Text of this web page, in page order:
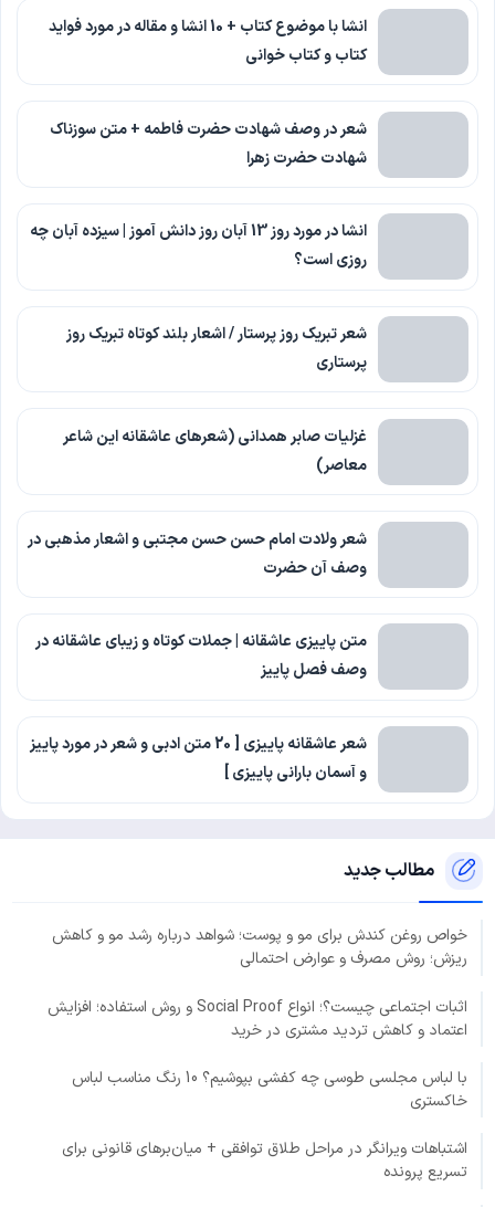
انشا با موضوع کتاب + 10 انشا و مقاله در مورد فواید
کتاب و کتاب خوانی
شعر در وصف شهادت حضرت فاطمه + متن سوزناک
شهادت حضرت زهرا
انشا در مورد روز 13 آبان روز دانش آموز | سیزده آبان چه
روزی است؟
شعر تبریک روز پرستار / اشعار بلند کوتاه تبریک روز
پرستاری
غزلیات صابر همدانی (شعرهای عاشقانه این شاعر
معاصر)
شعر ولادت امام حسن حسن مجتبی و اشعار مذهبی در
وصف آن حضرت
متن پاییزی عاشقانه | جملات کوتاه و زیبای عاشقانه در
وصف فصل پاییز
شعر عاشقانه پاییزی [ 20 متن ادبی و شعر در مورد پاییز
و آسمان بارانی پاییزی ]
مطالب جدید
خواص روغن کندش برای مو و پوست؛ شواهد درباره رشد مو و کاهش
ریزش؛ روش مصرف و عوارض احتمالی
اثبات اجتماعی چیست؟؛ انواع Social Proof و روش استفاده؛ افزایش
اعتماد و کاهش تردید مشتری در خرید
با لباس مجلسی طوسی چه کفشی بپوشیم؟ 10 رنگ مناسب لباس
خاکستری
اشتباهات ویرانگر در مراحل طلاق توافقی + میان‌برهای قانونی برای
تسریع پرونده